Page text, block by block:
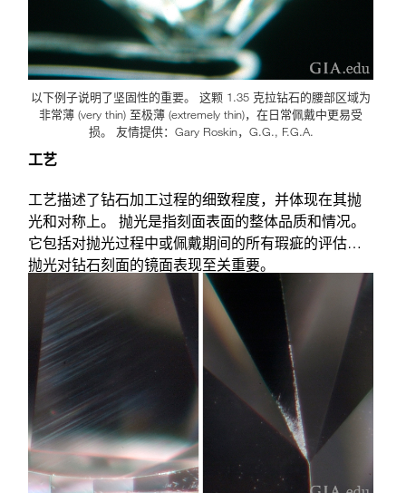
以下例子说明了坚固性的重要。 这颗 1.35 克拉钻石的腰部区域为
非常薄 (very thin) 至极薄 (extremely thin)，在日常佩戴中更易受
损。 友情提供：Gary Roskin，G.G., F.G.A.
工艺
工艺描述了钻石加工过程的细致程度，并体现在其抛
光和对称上。 抛光是指刻面表面的整体品质和情况。
它包括对抛光过程中或佩戴期间的所有瑕疵的评估。
抛光对钻石刻面的镜面表现至关重要。